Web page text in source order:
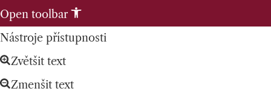
Open toolbar
Nástroje přístupnosti
Zvětšit text
Zmenšit text